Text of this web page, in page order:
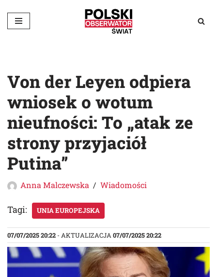
Przejdź
Von der Leyen odpiera
wniosek o wotum
nieufności: To „atak ze
strony przyjaciół
Putina”
Anna Malczewska Wiadomości
Tagi: UNIA EUROPEJSKA
07/07/2025 20:22 - AKTUALIZACJA07/07/2025 20:22